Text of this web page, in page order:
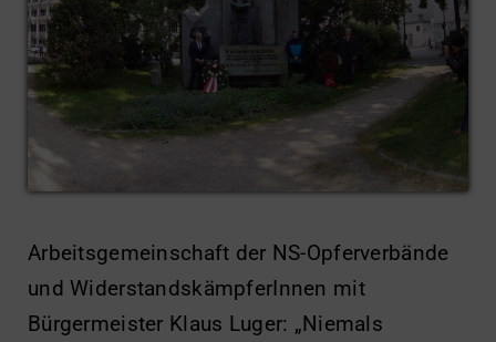
Arbeitsgemeinschaft der NS-Opferverbände
und WiderstandskämpferInnen mit
Bürgermeister Klaus Luger: „Niemals